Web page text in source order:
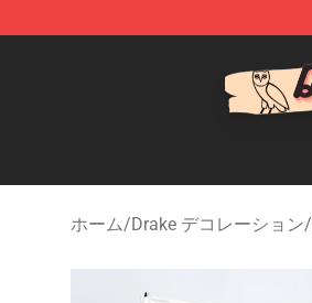
ホーム/Drake デコレーション/